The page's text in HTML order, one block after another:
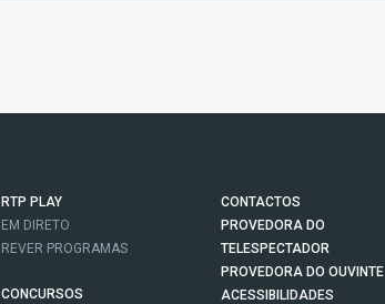
RTP PLAY
EM DIRETO
REVER PROGRAMAS
CONCURSOS
CONTACTOS
PROVEDORA DO
TELESPECTADOR
PROVEDORA DO OUVINTE
ACESSIBILIDADES